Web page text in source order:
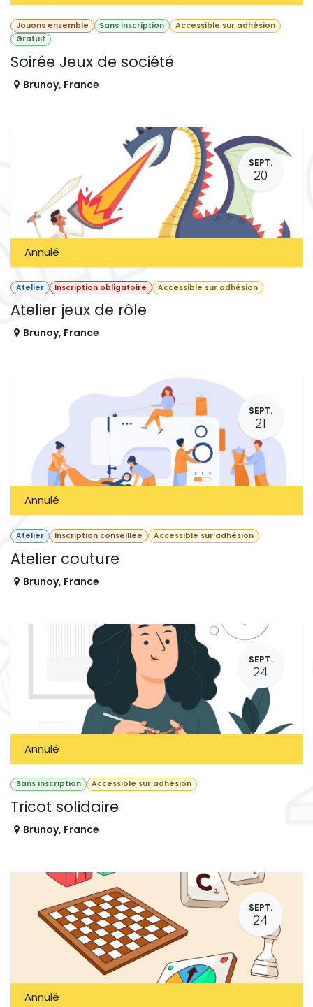
Jouons ensemble Sans inscription
Accessible sur adhésion
Gratuit
Soirée Jeux de société
Brunoy, France
SEPT.
20
Annulé
Atelier Inscription obligatoire Accessible sur adhésion
Atelier jeux de rôle
Brunoy, France
SEPT.
21
Annulé
Atelier Inscription conseillée Accessible sur adhésion
Atelier couture
Brunoy, France
SEPT.
24
Annulé
Sans inscription Accessible sur adhésion
Tricot solidaire
Brunoy, France
SEPT.
24
Annulé